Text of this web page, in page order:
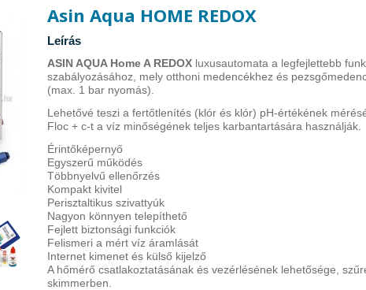
Asin Aqua HOME REDOX
Leírás
ASIN AQUA Home A REDOX luxusautomata a legfejlettebb
szabályozásához, mely otthoni medencékhez és
(max. 1 bar nyomás).
Lehetővé teszi a fertőtlenítés (klór és klór) pH-értékének
Floc + c-t a víz minőségének teljes karbantartására használják.
Érintőképernyő
Egyszerű működés
Többnyelvű ellenőrzés
Kompakt kivitel
Perisztaltikus szivattyúk
Nagyon könnyen telepíthető
Fejlett biztonsági funkciók
Felismeri a mért víz áramlását
Internet kimenet és külső kijelző
A hőmérő csatlakoztatásának és vezérlésének lehetősége,
skimmerben.